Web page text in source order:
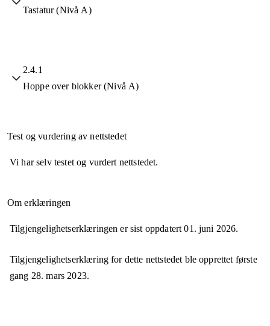
Tastatur (Nivå A)
2.4.1
Hoppe over blokker (Nivå A)
Test og vurdering av nettstedet
Vi har selv testet og vurdert nettstedet.
Om erklæringen
Tilgjengelighetserklæringen er sist oppdatert01. juni 2026.
Tilgjengelighetserklæring for dette nettstedet ble opprettet første
gang 28. mars 2023.